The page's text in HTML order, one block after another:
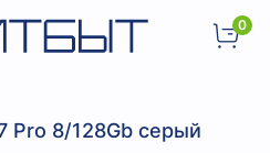
0
Pro 8/128Gb серый